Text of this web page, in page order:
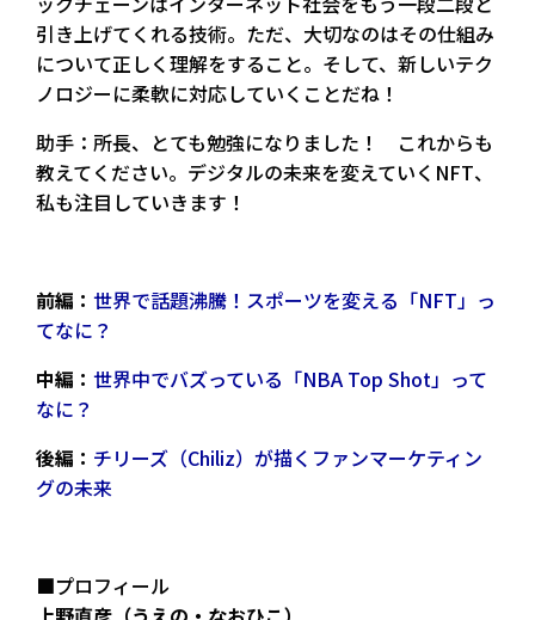
引き上げてくれる技術。ただ、大切なのはその仕組み
について正しく理解をすること。そして、新しいテク
ノロジーに柔軟に対応していくことだね！
助手：所長、とても勉強になりました！ これからも
教えてください。デジタルの未来を変えていくNFT、
私も注目していきます！
前編： 世界で話題沸騰！スポーツを変える「NFT」っ
てなに？
中編： 世界中でバズっている「NBA Top Shot」って
なに？
後編： チリーズ（Chiliz）が描くファンマーケティン
グの未来
■プロフィール